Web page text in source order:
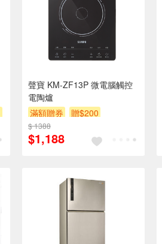
聲寶 KM-ZF13P 微電腦觸控
電陶爐
滿額贈券
贈$200
$ 1388
$1,188